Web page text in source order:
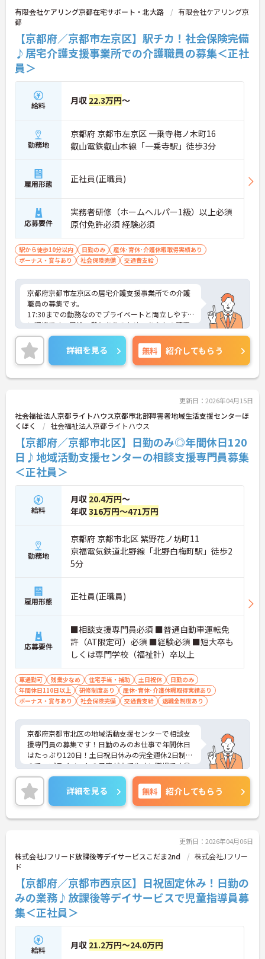
有限会社ケアリング京都在宅サポート・北大路
有限会社ケアリング京
都
【京都府／京都市左京区】駅チカ！社会保険完備
♪居宅介護支援事業所での介護職員の募集＜正社
員＞
給料 月収 22.3万円～
勤務地
京都府 京都市左京区 一乗寺梅ノ木町16
叡山電鉄叡山本線「一乗寺駅」徒歩3分
雇用形態 正社員(正職員)
応募要件
実務者研修（ホームヘルパー1級）以上必須
原付免許必須 経験必須
駅から徒歩10分以内 日勤のみ
産休･育休･介護休暇取得実績あり
ボーナス・賞与あり
社会保険完備 交通費支給
京都府京都市左京区の居宅介護支援事業所での介護
職員の募集です。
17:30までの勤務なのでプライベートと両立しやす
い環境です。昇給・賞与ありのため、あなたの頑張
りがしっかり評価されます。
ご興味のある方は、面接のポイントをお伝えします
のでお気軽にお問い合せください。
詳細を見る 無料 紹介してもらう
更新日：2026年04月15日
社会福祉法人京都ライトハウス京都市北部障害者地域生活支援センターほ
くほく
社会福祉法人京都ライトハウス
【京都府／京都市北区】日勤のみ◎年間休日120
日♪地域活動支援センターの相談支援専門員募集
＜正社員＞
給料
月収 20.4万円～
年収316万円～471万円
勤務地
京都府 京都市北区 紫野花ノ坊町11
京福電気鉄道北野線「北野白梅町駅」徒歩2
5分
雇用形態 正社員(正職員)
応募要件
■相談支援専門員必須 ■普通自動車運転免
許（AT限定可）必須 ■経験必須 ■短大卒も
しくは専門学校（福祉計）卒以上
車通勤可 残業少なめ 住宅手当・補助 土日祝休
日勤のみ
年間休日110日以上
研修制度あり
産休･育休･介護休暇取得実績あり
ボーナス・賞与あり
社会保険完備 交通費支給 退職金制度あり
京都府京都市北区の地域活動支援センターで相談支
援専門員の募集です！日勤のみのお仕事で年間休日
はたっぷり120日！土日祝日休みの完全週休2日制な
ので、プライベートの予定が立てやすい職場です◎
また、退職金制度ありで安心して長く働きやすい環
境が整っています♪ご興味のある方は面接ポイント
をお伝えしますので、お気軽にご連絡ください！
詳細を見る 無料 紹介してもらう
更新日：2026年04月06日
株式会社Jフリード放課後等デイサービスこだま2nd
株式会社Jフリー
ド
【京都府／京都市西京区】日祝固定休み！日勤の
みの業務♪放課後等デイサービスで児童指導員募
集＜正社員＞
給料 月収 21.2万円～24.0万円